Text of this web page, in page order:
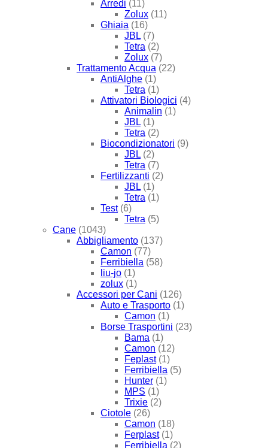
Arredi (11)
Zolux (11)
Ghiaia (16)
JBL (7)
Tetra (2)
Zolux (7)
Trattamento Acqua (22)
AntiAlghe (1)
Tetra (1)
Attivatori Biologici (4)
Animalin (1)
JBL (1)
Tetra (2)
Biocondizionatori (9)
JBL (2)
Tetra (7)
Fertilizzanti (2)
JBL (1)
Tetra (1)
Test (6)
Tetra (5)
Cane (1043)
Abbigliamento (137)
Camon (77)
Ferribiella (58)
liu-jo (1)
zolux (1)
Accessori per Cani (126)
Auto e Trasporto (1)
Camon (1)
Borse Trasportini (23)
Bama (1)
Camon (12)
Feplast (1)
Ferribiella (5)
Hunter (1)
MPS (1)
Trixie (2)
Ciotole (26)
Camon (18)
Ferplast (1)
Ferribiella (2)